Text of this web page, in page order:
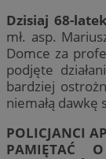
Dzisiaj 68-
mł. asp.
Domce za
podjęte
bardziej
niemałą dawkę
POLICJANCI
PAMIĘTAĆ